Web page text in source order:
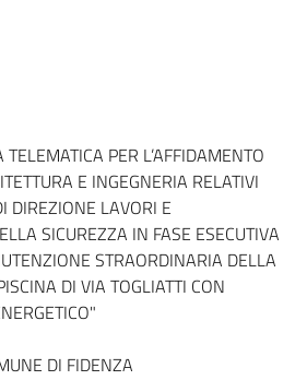
PER L’AFFIDAMENTO
E INGEGNERIA RELATIVI
DIREZIONE LAVORI E
SICUREZZA IN FASE ESECUTIVA
STRAORDINARIA DELLA
DI VIA TOGLIATTI CON
DI FIDENZA